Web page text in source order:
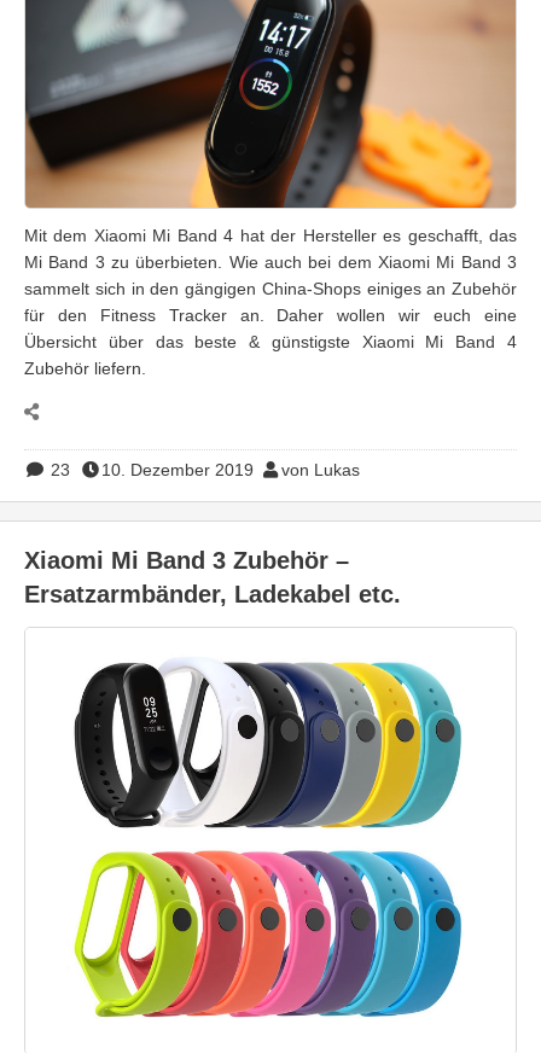
Mit dem Xiaomi Mi Band 4 hat der Hersteller es geschafft, das
Mi Band 3 zu überbieten. Wie auch bei dem Xiaomi Mi Band 3
sammelt sich in den gängigen China-Shops einiges an Zubehör
für den Fitness Tracker an. Daher wollen wir euch eine
Übersicht über das beste & günstigste Xiaomi Mi Band 4
Zubehör liefern.
23 10. Dezember 2019 von Lukas
Xiaomi Mi Band 3 Zubehör –
Ersatzarmbänder, Ladekabel etc.